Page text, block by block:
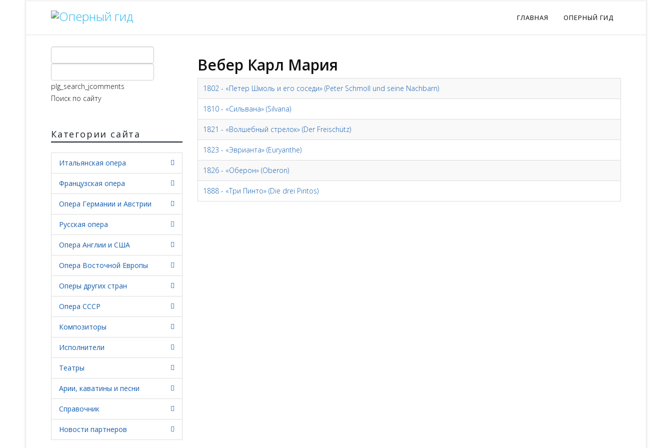
ГЛАВНАЯ ОПЕРНЫЙ ГИД
plg_search_jcomments
Поиск по сайту
Категории сайта
Итальянская опера
Французская опера
Опера Германии и Австрии
Русская опера
Опера Англии и США
Опера Восточной Европы
Оперы других стран
Опера СССР
Композиторы
Исполнители
Театры
Арии, каватины и песни
Справочник
Новости партнеров
Вебер Карл Мария
1802 - «Петер Шмоль и его соседи» (Peter Schmoll und seine Nachbarn)
1810 - «Сильвана» (Silvana)
1821 - «Волшебный стрелок» (Der Freischütz)
1823 - «Эврианта» (Euryanthe)
1826 - «Оберон» (Oberon)
1888 - «Три Пинто» (Die drei Pintos)